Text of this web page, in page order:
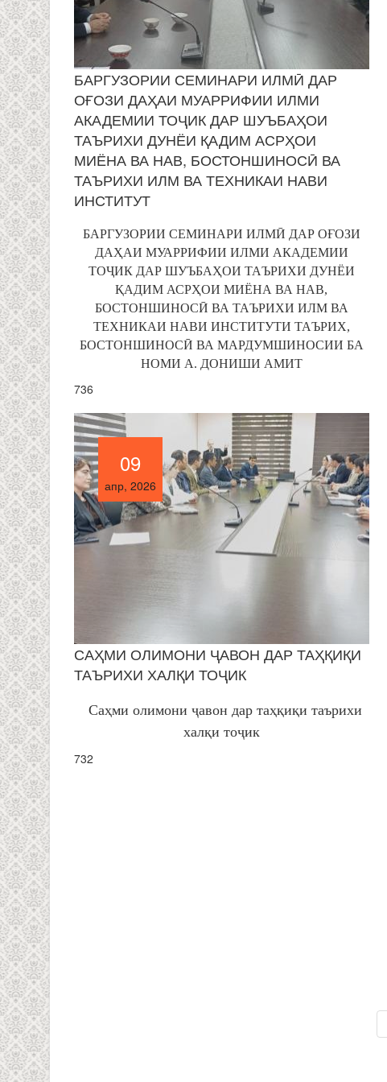
БАРГУЗОРИИ СЕМИНАРИ ИЛМӢ ДАР
ОҒОЗИ ДАҲАИ МУАРРИФИИ ИЛМИ
АКАДЕМИИ ТОҶИК ДАР ШУЪБАҲОИ
ТАЪРИХИ ДУНЁИ ҚАДИМ АСРҲОИ
МИЁНА ВА НАВ, БОСТОНШИНОСӢ ВА
ТАЪРИХИ ИЛМ ВА ТЕХНИКАИ НАВИ
ИНСТИТУТ
БАРГУЗОРИИ СЕМИНАРИ ИЛМӢ ДАР ОҒОЗИ
ДАҲАИ МУАРРИФИИ ИЛМИ АКАДЕМИИ
ТОҶИК ДАР ШУЪБАҲОИ ТАЪРИХИ ДУНЁИ
ҚАДИМ АСРҲОИ МИЁНА ВА НАВ,
БОСТОНШИНОСӢ ВА ТАЪРИХИ ИЛМ ВА
ТЕХНИКАИ НАВИ ИНСТИТУТИ ТАЪРИХ,
БОСТОНШИНОСӢ ВА МАРДУМШИНОСИИ БА
НОМИ А. ДОНИШИ АМИТ
736
09
апр, 2026
09
апр, 2026
САҲМИ ОЛИМОНИ ҶАВОН ДАР ТАҲҚИҚИ
ТАЪРИХИ ХАЛҚИ ТОҶИК
Саҳми олимони ҷавон дар таҳқиқи таърихи
халқи тоҷик
732